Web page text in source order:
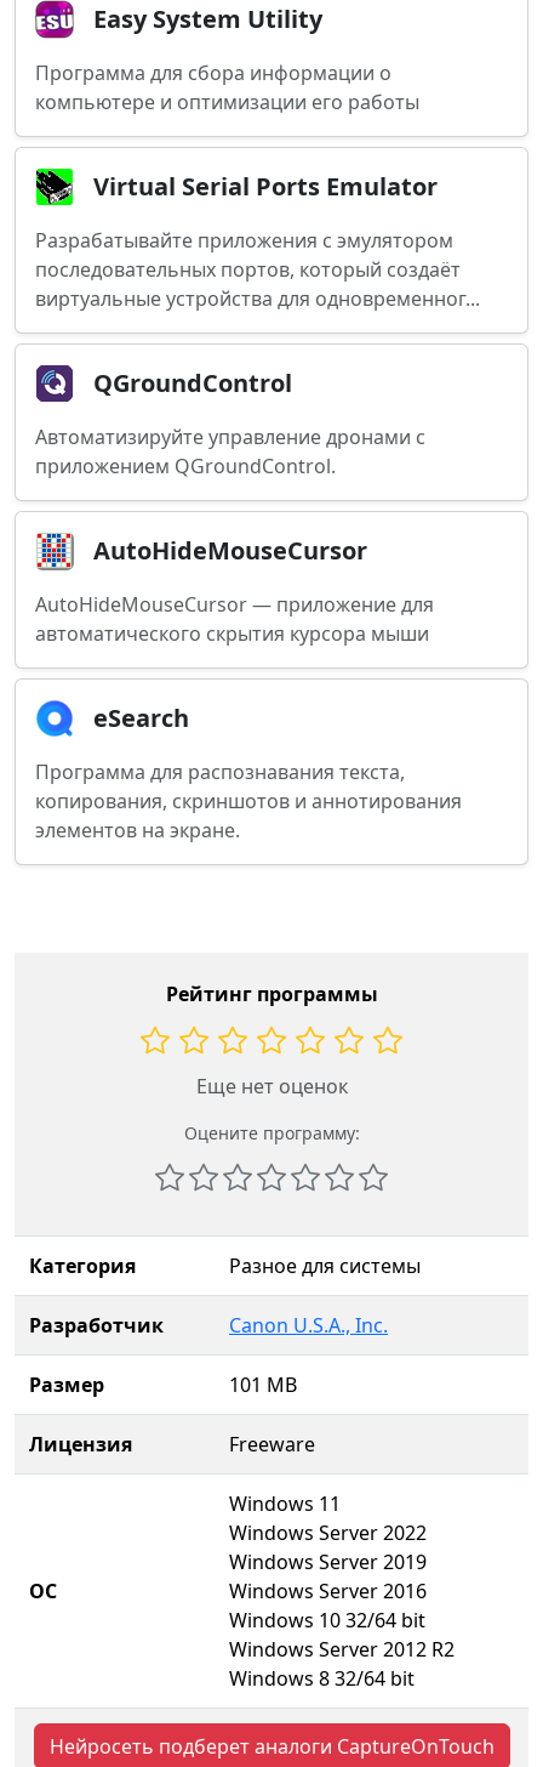
Easy System Utility
Программа для сбора информации о
компьютере и оптимизации его работы
Virtual Serial Ports Emulator
Разрабатывайте приложения с эмулятором
последовательных портов, который создаёт
виртуальные устройства для одновременног...
QGroundControl
Автоматизируйте управление дронами с
приложением QGroundControl.
AutoHideMouseCursor
AutoHideMouseCursor — приложение для
автоматического скрытия курсора мыши
eSearch
Программа для распознавания текста,
копирования, скриншотов и аннотирования
элементов на экране.
Рейтинг программы
Еще нет оценок
Оцените программу:
Категория Разное для системы
Разработчик Canon U.S.A., Inc.
Размер 101 MB
Лицензия Freeware
ОС
Windows 11
Windows Server 2022
Windows Server 2019
Windows Server 2016
Windows 10 32/64 bit
Windows Server 2012 R2
Windows 8 32/64 bit
Нейросеть подберет аналоги CaptureOnTouch